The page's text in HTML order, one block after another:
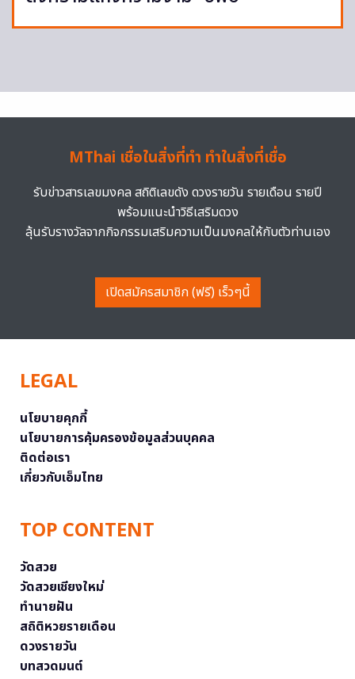
MThai เชื่อในสิ่งที่ทำ ทำในสิ่งที่เชื่อ
รับข่าวสารเลขมงคล สถิติเลขดัง ดวงรายวัน รายเดือน รายปี
พร้อมแนะนำวิธีเสริมดวง
ลุ้นรับรางวัลจากกิจกรรมเสริมความเป็นมงคลให้กับตัวท่านเอง
เปิดสมัครสมาชิก (ฟรี) เร็วๆนี้
LEGAL
นโยบายคุกกี้
นโยบายการคุ้มครองข้อมูลส่วนบุคคล
ติดต่อเรา
เกี่ยวกับเอ็มไทย
TOP CONTENT
วัดสวย
วัดสวยเชียงใหม่
ทำนายฝัน
สถิติหวยรายเดือน
ดวงรายวัน
บทสวดมนต์